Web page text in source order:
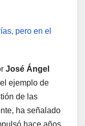
José Ángel
ejemplo de
de las
ha señalado